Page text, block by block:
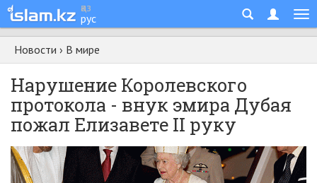
қаз
рус
Новости › В мире
Нарушение Королевского
протокола - внук эмира Дубая
пожал Елизавете II руку